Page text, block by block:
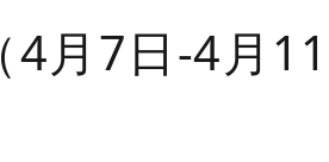
4月7日-4月